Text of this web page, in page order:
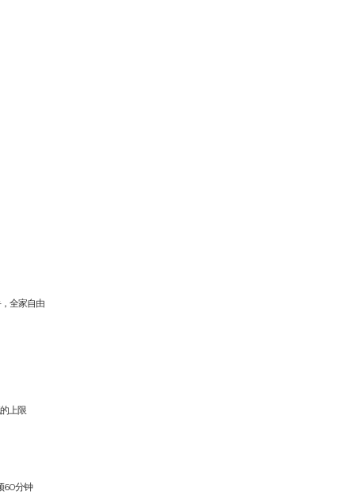
全家自由
上限
60分钟